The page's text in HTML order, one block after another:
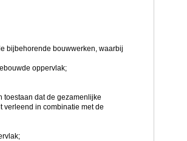
bijbehorende bouwwerken, waarbij
oppervlak;
dat de gezamenlijke
verleend in combinatie met de